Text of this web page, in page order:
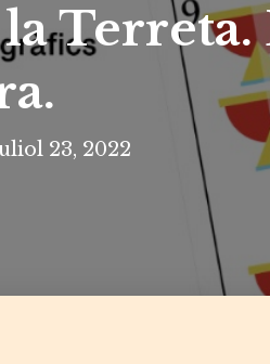
Terreta.
23, 2022